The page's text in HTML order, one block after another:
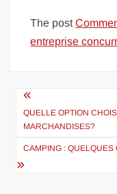
The post
entreprise
Navigation
de
l’article
QUELLE OPTION
MARCHANDISES?
CAMPING : QUELQUES